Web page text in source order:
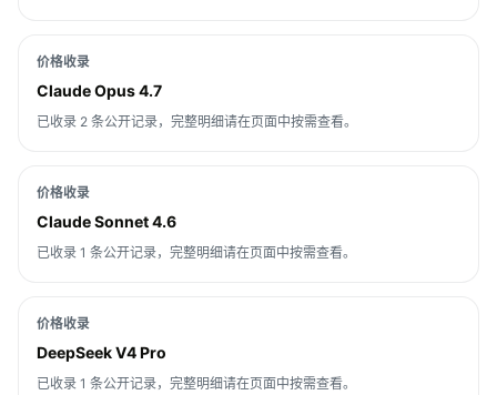
价格收录
Claude Opus 4.7
已收录 2 条公开记录，完整明细请在页面中按需查看。
价格收录
Claude Sonnet 4.6
已收录 1 条公开记录，完整明细请在页面中按需查看。
价格收录
DeepSeek V4 Pro
已收录 1 条公开记录，完整明细请在页面中按需查看。